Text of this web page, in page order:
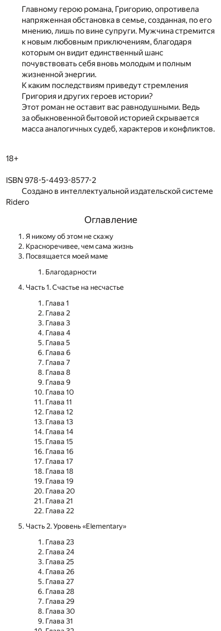
Главному герою романа, Григорию, опротивела
напряженная обстановка в семье, созданная, по его
мнению, лишь по вине супруги. Мужчина стремится
к новым любовным приключениям, благодаря
которым он видит единственный шанс
почувствовать себя вновь молодым и полным
жизненной энергии.
К каким последствиям приведут стремления
Григория и других героев истории?
Этот роман не оставит вас равнодушными. Ведь
за обыкновенной бытовой историей скрывается
масса аналогичных судеб, характеров и конфликтов.
18+
ISBN 978-5-4493-8577-2
Создано в интеллектуальной издательской системе
Ridero
Оглавление
Я никому об этом не скажу
Красноречивее, чем сама жизнь
Посвящается моей маме
Благодарности
Часть 1. Счастье на несчастье
Глава 1
Глава 2
Глава 3
Глава 4
Глава 5
Глава 6
Глава 7
Глава 8
Глава 9
Глава 10
Глава 11
Глава 12
Глава 13
Глава 14
Глава 15
Глава 16
Глава 17
Глава 18
Глава 19
Глава 20
Глава 21
Глава 22
Часть 2. Уровень «Elementary»
Глава 23
Глава 24
Глава 25
Глава 26
Глава 27
Глава 28
Глава 29
Глава 30
Глава 31